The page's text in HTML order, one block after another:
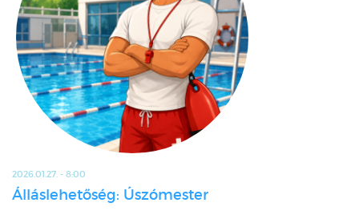
2026.01.27. - 8:00
Álláslehetőség: Úszómester